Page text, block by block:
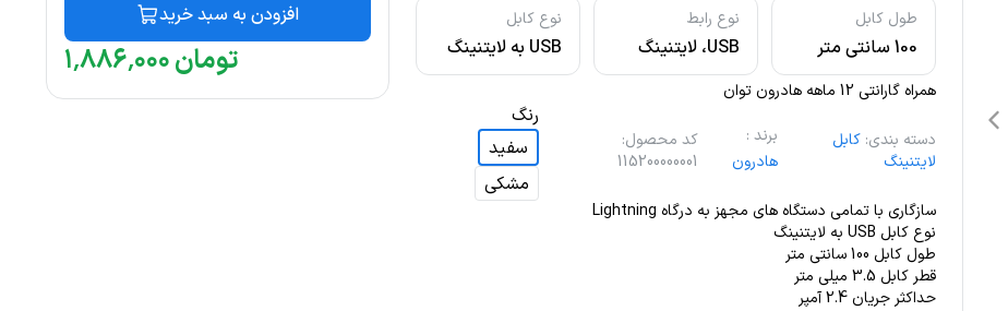
طول کابل
100 سانتی متر
نوع رابط
USB، لایتنینگ
نوع کابل
USB به لایتنینگ
همراه گارانتی 12 ماهه هادرون توان
دسته بندی: کابل
لایتنینگ
برند:
هادرون
کد محصول:
115200000001
رنگ
سفید
مشکی
سازگاری با تمامی دستگاه های مجهز به درگاه Lightning
نوع کابل USB به لایتنینگ
طول کابل 100 سانتی متر
قطر کابل 3.5 میلی متر
حداکثر جریان 2.4 آمپر
افزودن به سبد خرید
۱٬۸۸۶٬۰۰۰تومان